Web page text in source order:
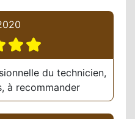
du technicien,
à recommander